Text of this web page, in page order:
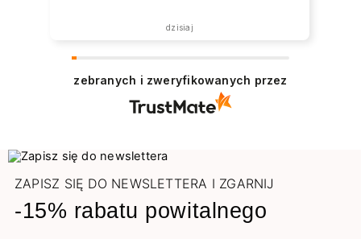
dzisiaj
zebranych i zweryfikowanych przez
ZAPISZ SIĘ DO NEWSLETTERA I ZGARNIJ
-15% rabatu powitalnego